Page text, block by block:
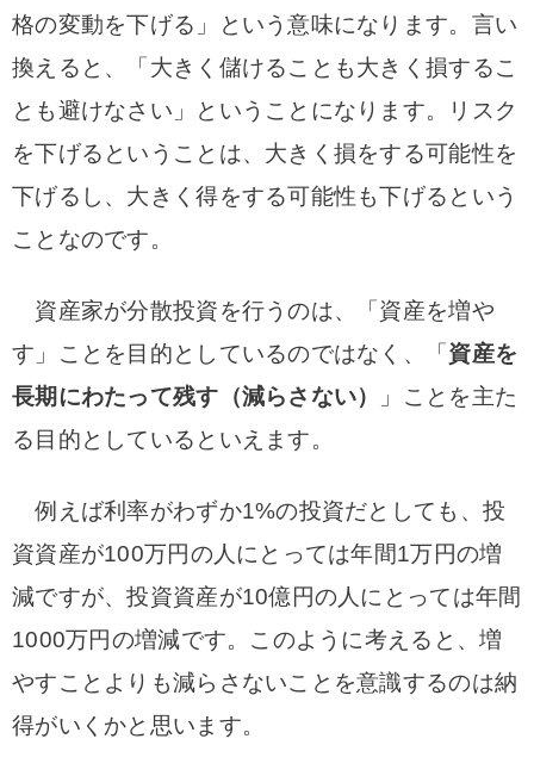
格の変動を下げる」という意味になります。言い
換えると、「大きく儲けることも大きく損するこ
とも避けなさい」ということになります。
リスク
を下げるということは、大きく損をする可能性を
下げるし、大きく得をする可能性も下げるという
ことなのです。
資産家が分散投資を行うのは、「資産を増や
す」ことを目的としているのではなく、「資産を
長期にわたって残す（減らさない）
」ことを主た
る目的としているといえます。
例えば利率がわずか1%の投資だとしても、投
資資産が100万円の人にとっては年間1万円の増
減ですが、投資資産が10億円の人にとっては年間
1000万円の増減です。このように考えると、増
やすことよりも減らさないことを意識するのは納
得がいくかと思います。